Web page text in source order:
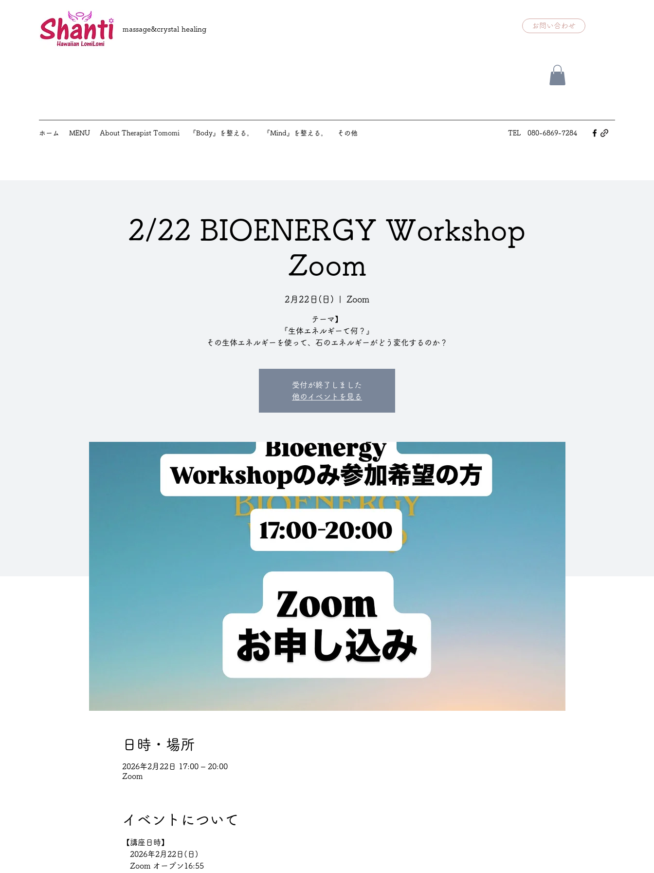
massage&crystal healing お問い合わせ
ホーム MENU About Therapist Tomomi 『Body』を整える。 『Mind』を整える。 その他 TEL 080-6869-7284
2/22 BIOENERGY Workshop
Zoom
2月22日(日) Zoom
テーマ】
『生体エネルギーて何？』
その生体エネルギーを使って、石のエネルギーがどう変化するのか？
受付が終了しました
他のイベントを見る
日時・場所
2026年2月22日 17:00 – 20:00
Zoom
イベントについて
【講座日時】
2026年2月22日(日)
Zoom オープン16:55